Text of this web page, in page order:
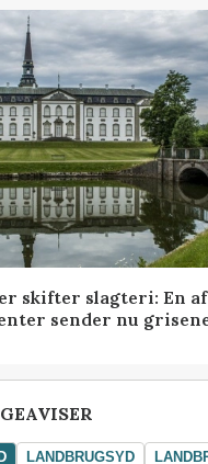
skifter slagteri: En
sender nu
LANDBRUGSYD